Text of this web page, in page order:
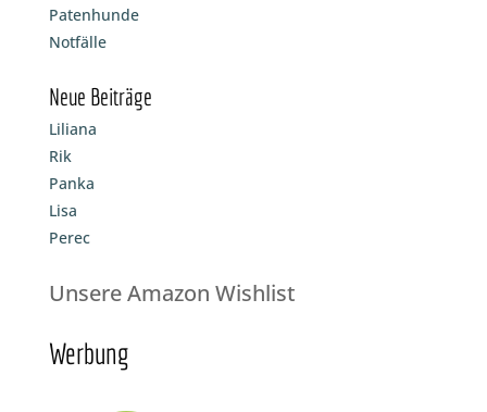
Patenhunde
Notfälle
Neue Beiträge
Liliana
Rik
Panka
Lisa
Perec
Unsere Amazon Wishlist
Werbung